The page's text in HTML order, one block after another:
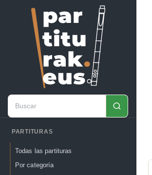
PARTITURAS
Todas las partituras
Por categoría